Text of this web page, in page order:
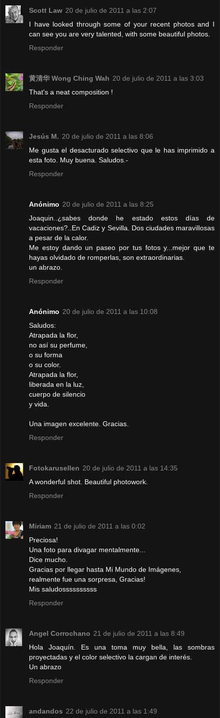
Scott Law 20 de julio de 2011 a las 2:07
I have looked through some of your recent photos and I
can see you are very talented, with some beautiful photos.
Responder
黄清华 Wong Ching Wah 20 de julio de 2011 a las 3:03
That's a neat composition !
Responder
Jesús M. 20 de julio de 2011 a las 8:06
Me gusta el desacturado selectivo que le has imprimido a
esta foto. Muy buena. Saludos.-
Responder
Anónimo 20 de julio de 2011 a las 8:25
Joaquin..¿sabes donde he estado estos días de
vacaciones?..En Cadiz y Sevilla. Dos ciudades maravillosas
a pesar de la calor.
Me estoy dando un paseo por tus fotos y...mejor que te
hayas olvidado de romperlas, son extraordinarias.
un abrazo.
Responder
Anónimo 20 de julio de 2011 a las 10:08
Saludos:
Atrapada la flor,
no así su perfume,
o su forma
o su color.
Atrapada la flor,
liberada en la luz,
cuerpo de silencio
y vida.
Una imagen excelente. Gracias.
Responder
Fotokarusellen 20 de julio de 2011 a las 14:35
A wonderful shot. Beautiful photowork.
Responder
Miriam 21 de julio de 2011 a las 0:02
Preciosa!
Una foto para divagar mentalmente...
Dice mucho.
Gracias por llegar hasta Mi Mundo de Imágenes,
realmente fue una sorpresa, Gracias!
Mis saludossssssssss
Responder
Angel Corrochano 21 de julio de 2011 a las 8:49
Hola Joaquín. Es una toma muy bella, las sombras
proyectadas y el color selectivo la cargan de interés.
Un abrazo
Responder
andandos 22 de julio de 2011 a las 1:49